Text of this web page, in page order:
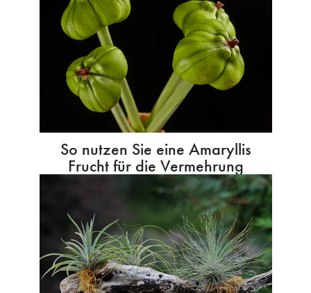
So nutzen Sie eine Amaryllis
Frucht für die Vermehrung